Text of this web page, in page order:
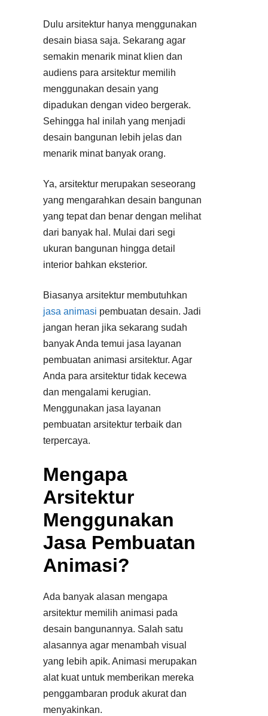
Dulu arsitektur hanya menggunakan
desain biasa saja. Sekarang agar
semakin menarik minat klien dan
audiens para arsitektur memilih
menggunakan desain yang
dipadukan dengan video bergerak.
Sehingga hal inilah yang menjadi
desain bangunan lebih jelas dan
menarik minat banyak orang.
Ya, arsitektur merupakan seseorang
yang mengarahkan desain bangunan
yang tepat dan benar dengan melihat
dari banyak hal. Mulai dari segi
ukuran bangunan hingga detail
interior bahkan eksterior.
Biasanya arsitektur membutuhkan
jasa animasi pembuatan desain. Jadi
jangan heran jika sekarang sudah
banyak Anda temui jasa layanan
pembuatan animasi arsitektur. Agar
Anda para arsitektur tidak kecewa
dan mengalami kerugian.
Menggunakan jasa layanan
pembuatan arsitektur terbaik dan
terpercaya.
Mengapa
Arsitektur
Menggunakan
Jasa Pembuatan
Animasi?
Ada banyak alasan mengapa
arsitektur memilih animasi pada
desain bangunannya. Salah satu
alasannya agar menambah visual
yang lebih apik. Animasi merupakan
alat kuat untuk memberikan mereka
penggambaran produk akurat dan
menyakinkan.